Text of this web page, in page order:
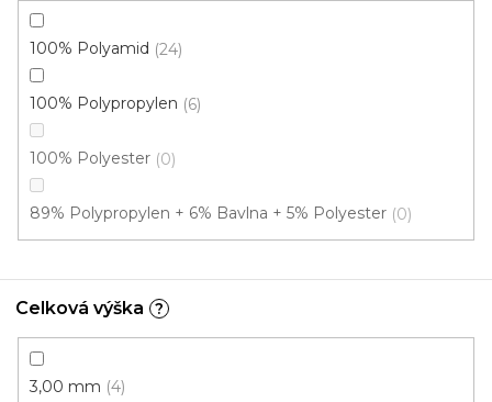
100% Polyamid 24
100% Polypropylen 6
100% Polyester 0
89% Polypropylen + 6% Bavlna + 5% Polyester 0
Celková výška ?
3,00 mm 4